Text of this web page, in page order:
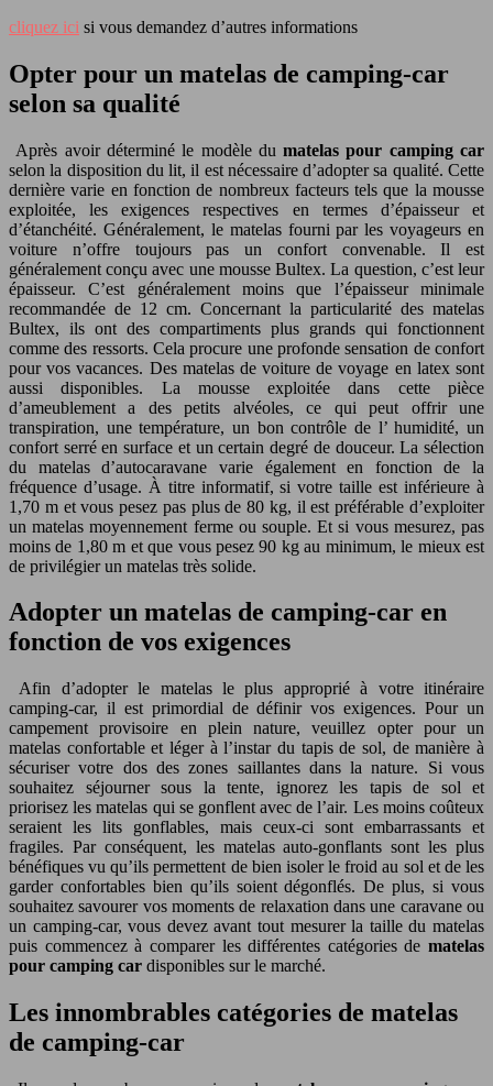
cliquez ici si vous demandez d’autres informations
Opter pour un matelas de camping-car
selon sa qualité
Après avoir déterminé le modèle dumatelas pour camping car
selon la disposition du lit, il est nécessaire d’adopter sa qualité. Cette
dernière varie en fonction de nombreux facteurs tels que la mousse
exploitée, les exigences respectives en termes d’épaisseur et
d’étanchéité. Généralement, le matelas fourni par les voyageurs en
voiture n’offre toujours pas un confort convenable. Il est
généralement conçu avec une mousse Bultex. La question, c’est leur
épaisseur. C’est généralement moins que l’épaisseur minimale
recommandée de 12 cm. Concernant la particularité des matelas
Bultex, ils ont des compartiments plus grands qui fonctionnent
comme des ressorts. Cela procure une profonde sensation de confort
pour vos vacances. Des matelas de voiture de voyage en latex sont
aussi disponibles. La mousse exploitée dans cette pièce
d’ameublement a des petits alvéoles, ce qui peut offrir une
transpiration, une température, un bon contrôle de l’ humidité, un
confort serré en surface et un certain degré de douceur. La sélection
du matelas d’autocaravane varie également en fonction de la
fréquence d’usage. À titre informatif, si votre taille est inférieure à
1,70 m et vous pesez pas plus de 80 kg, il est préférable d’exploiter
un matelas moyennement ferme ou souple. Et si vous mesurez, pas
moins de 1,80 m et que vous pesez 90 kg au minimum, le mieux est
de privilégier un matelas très solide.
Adopter un matelas de camping-car en
fonction de vos exigences
Afin d’adopter le matelas le plus approprié à votre itinéraire
camping-car, il est primordial de définir vos exigences. Pour un
campement provisoire en plein nature, veuillez opter pour un
matelas confortable et léger à l’instar du tapis de sol, de manière à
sécuriser votre dos des zones saillantes dans la nature. Si vous
souhaitez séjourner sous la tente, ignorez les tapis de sol et
priorisez les matelas qui se gonflent avec de l’air. Les moins coûteux
seraient les lits gonflables, mais ceux-ci sont embarrassants et
fragiles. Par conséquent, les matelas auto-gonflants sont les plus
bénéfiques vu qu’ils permettent de bien isoler le froid au sol et de les
garder confortables bien qu’ils soient dégonflés. De plus, si vous
souhaitez savourer vos moments de relaxation dans une caravane ou
un camping-car, vous devez avant tout mesurer la taille du matelas
puis commencez à comparer les différentes catégories de matelas
pour camping car disponibles sur le marché.
Les innombrables catégories de matelas
de camping-car